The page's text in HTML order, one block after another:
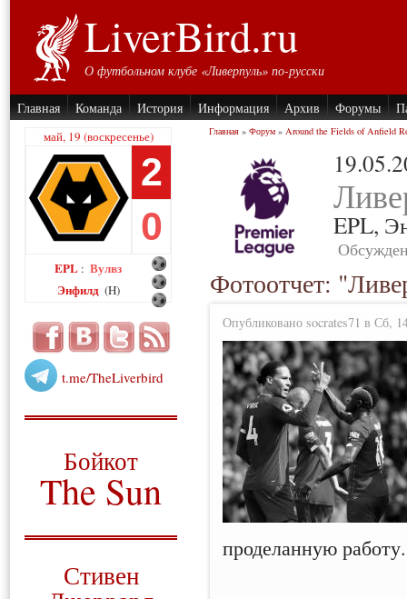
LiverBird.ru
О футбольном клубе «Ливерпуль» по-русски
Главная Команда История Информация Архив Форумы
май, 19 (воскресенье)
2
0
EPL : Вулвз
Энфилд (H)
t.me/TheLiverbird
Бойкот
The Sun
Стивен
Главная » Форум » Around the Fields of Anfield
EPL,
Фотоотчет:
Опубликовано socrates71 в Сб,
проделанную работу.